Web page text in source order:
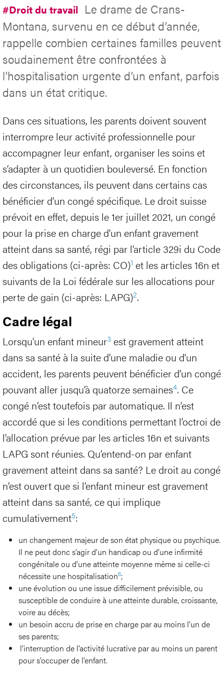
#Droit du travail Le drame de Crans-
Montana, survenu en ce début d’année,
rappelle combien certaines familles peuvent
soudainement être confrontées à
l’hospitalisation urgente d’un enfant, parfois
dans un état critique.
Dans ces situations, les parents doivent souvent
interrompre leur activité professionnelle pour
accompagner leur enfant, organiser les soins et
s’adapter à un quotidien bouleversé. En fonction
des circonstances, ils peuvent dans certains cas
bénéficier d’un congé spécifique. Le droit suisse
prévoit en effet, depuis le 1er juillet 2021, un congé
pour la prise en charge d’un enfant gravement
atteint dans sa santé, régi par l’article 329i du Code
des obligations (ci-après: CO)1 et les articles 16n et
suivants de la Loi fédérale sur les allocations pour
perte de gain (ci-après: LAPG)2.
Cadre légal
Lorsqu’un enfant mineur3 est gravement atteint
dans sa santé à la suite d’une maladie ou d’un
accident, les parents peuvent bénéficier d’un congé
pouvant aller jusqu’à quatorze semaines4. Ce
congé n’est toutefois par automatique. Il n’est
accordé que si les conditions permettant l’octroi de
l’allocation prévue par les articles 16n et suivants
LAPG sont réunies. Qu’entend-on par enfant
gravement atteint dans sa santé? Le droit au congé
n’est ouvert que si l’enfant mineur est gravement
atteint dans sa santé, ce qui implique
cumulativement5:
un changement majeur de son état physique ou psychique.
Il ne peut donc s’agir d’un handicap ou d’une infirmité
congénitale ou d’une atteinte moyenne même si celle-ci
nécessite une hospitalisation6;
une évolution ou une issue difficilement prévisible, ou
susceptible de conduire à une atteinte durable, croissante,
voire au décès;
un besoin accru de prise en charge par au moins l’un de
ses parents;
l’interruption de l’activité lucrative par au moins un parent
pour s’occuper de l’enfant.